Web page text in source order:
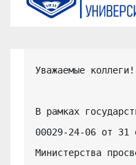
Уважаемые коллеги!
В рамках
00029-24-06 от 31
Министерства